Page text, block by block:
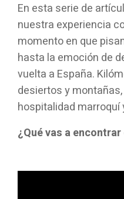
En esta serie de
nuestra experiencia
momento en que
hasta la emoción de
vuelta a España.
desiertos y
hospitalidad marroquí
¿Qué vas a